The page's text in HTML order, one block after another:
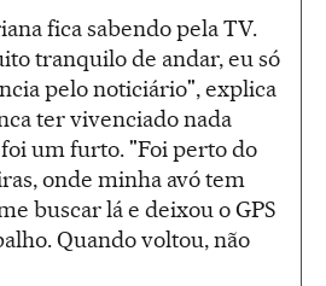
fica sabendo pela TV.
tranquilo de andar, eu só
pelo noticiário", explica
ter vivenciado nada
um furto. "Foi perto do
onde minha avó tem
buscar lá e deixou o GPS
Quando voltou, não